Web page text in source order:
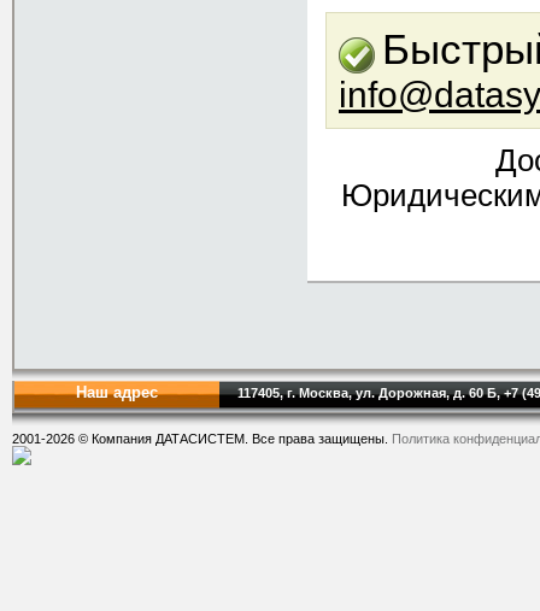
Юридическим
Наш адрес 117405, г. Москва, ул. Дорожная, д. 60 Б, +7
2001-2026 © Компания ДАТАСИСТЕМ. Все права защищены. Политика